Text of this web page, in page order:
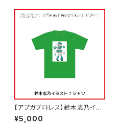
【アプガプロレス】鈴木志乃イラ
ストTシャツ
¥5,000